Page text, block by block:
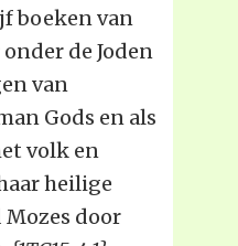
boeken van
de Joden
van
Gods en als
volk en
heilige
Mozes door